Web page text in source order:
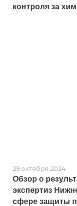
контроля за
Обзор о
экспертиз
сфере защиты
29 октября 2024